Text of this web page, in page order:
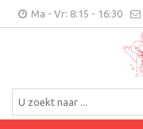
Ma - Vr: 8:15 - 16:30